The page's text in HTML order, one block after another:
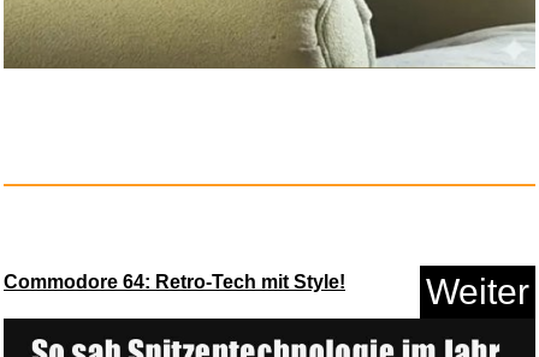
TAMS Strohhut Erwachsene aus
Anzeige
Commodore 64: Retro-Tech mit Style! Weiter